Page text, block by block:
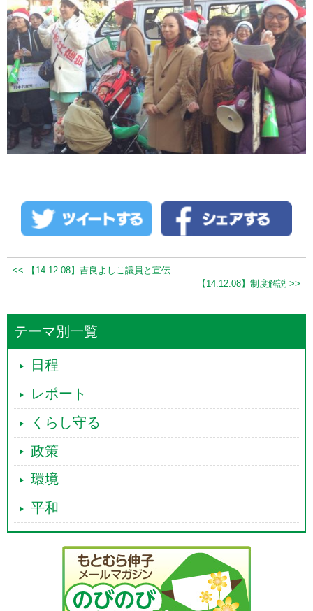
<< 【14.12.08】吉良よしこ議員と宣伝
【14.12.08】制度解説 >>
テーマ別一覧
日程
レポート
くらし守る
政策
環境
平和